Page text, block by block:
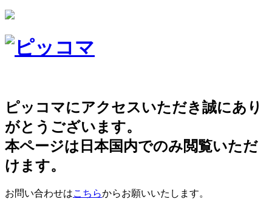
ピッコマにアクセスいただき誠にあり
がとうございます。
本ページは日本国内でのみ閲覧いただ
けます。
お問い合わせはこちらからお願いいたします。